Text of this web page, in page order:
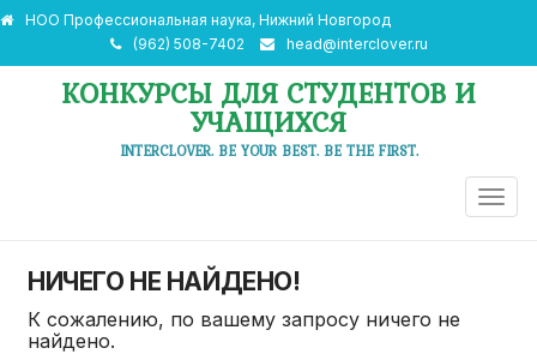
НОО Профессиональная наука, Нижний Новгород
(962) 508-7402
head@interclover.ru
КОНКУРСЫ ДЛЯ СТУДЕНТОВ И
УЧАЩИХСЯ
INTERCLOVER. BE YOUR BEST. BE THE FIRST.
НИЧЕГО НЕ НАЙДЕНО!
К сожалению, по вашему запросу ничего не
найдено.